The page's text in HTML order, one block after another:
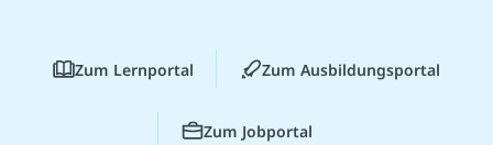
Zum Lernportal Zum Ausbildungsportal
Zum Jobportal